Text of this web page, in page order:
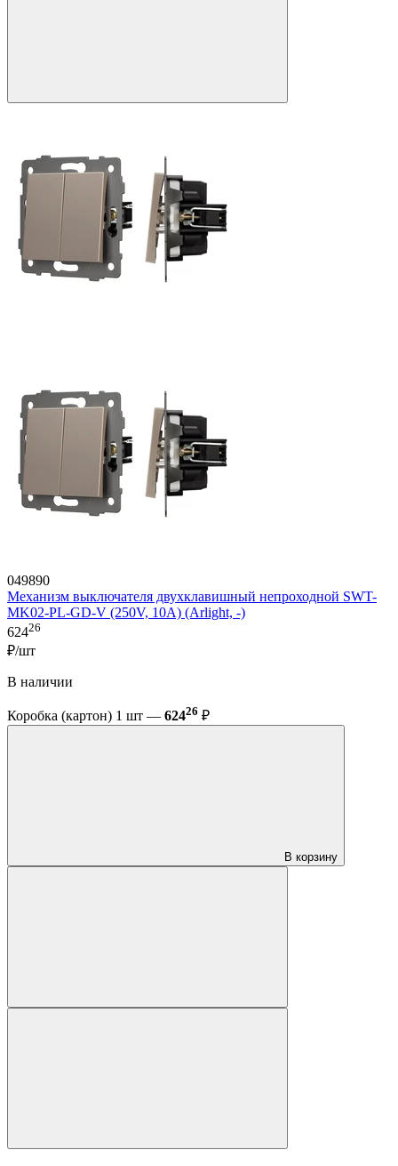
049890
Механизм выключателя двухклавишный непроходной SWT-
MK02-PL-GD-V (250V, 10A) (Arlight, -)
62426
₽/шт
В наличии
Коробка (картон) 1 шт — 62426 ₽
В корзину